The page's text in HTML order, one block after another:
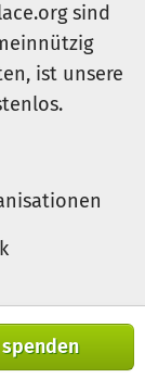
sind
ist unsere